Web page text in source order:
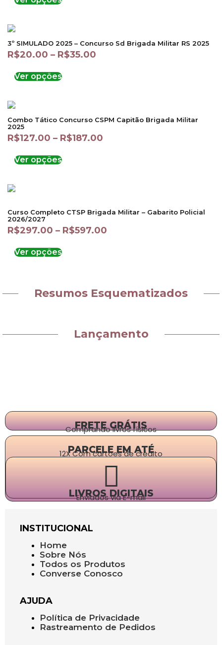
3º SIMULADO 2025 – Concurso Sd Brigada Militar RS 2025
R$20.00 – R$35.00
Ver opções
Combo Tático Concurso CSPM Capitão Brigada Militar
2025
R$127.00 – R$187.00
Ver opções
Curso Completo CTSP Brigada Militar – Gabarito Policial
2026/2027
R$297.00 – R$597.00
Ver opções
Resumos Esquematizados
Lançamento
FRETE GRÁTIS
Comprando livros físicos
PARCELE EM ATÉ
12X Com cartões de crédito
LIVROS DIGITAIS
Enviados via E-mail
INSTITUCIONAL
Home
Sobre Nós
Todos os Produtos
Converse Conosco
AJUDA
Política de Privacidade
Rastreamento de Pedidos